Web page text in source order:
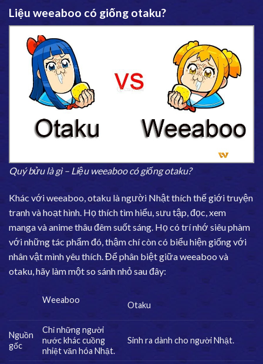
Liệu weeaboo có giống otaku?
Quý bửu là gì – Liệu weeaboo có giống otaku?
Khác với weeaboo, otaku là người Nhật thích thế giới truyện
tranh và hoạt hình. Họ thích tìm hiểu, sưu tập, đọc, xem
manga và anime thâu đêm suốt sáng. Họ có trí nhớ siêu phàm
với những tác phẩm đó, thậm chí còn có biểu hiện giống với
nhân vật mình yêu thích. Để phân biệt giữa weeaboo và
otaku, hãy làm một so sánh nhỏ sau đây:
Weeaboo
Otaku
Nguồn
gốc
Chỉ những người
nước khác cuồng
nhiệt văn hóa Nhật.
Sinh ra dành cho người Nhật.